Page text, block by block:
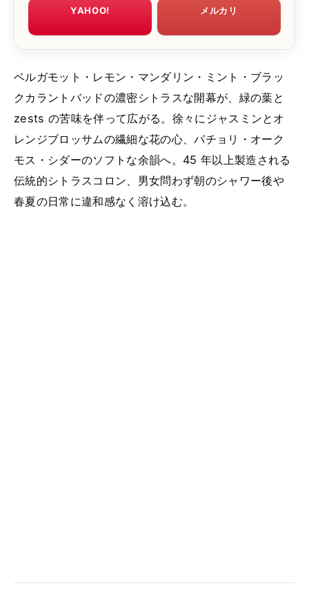
YAHOO! メルカリ
ベルガモット・レモン・マンダリン・ミント・ブラッ
クカラントバッドの濃密シトラスな開幕が、緑の葉と
zests の苦味を伴って広がる。徐々にジャスミンとオ
レンジブロッサムの繊細な花の心、パチョリ・オーク
モス・シダーのソフトな余韻へ。45 年以上製造される
伝統的シトラスコロン、男女問わず朝のシャワー後や
春夏の日常に違和感なく溶け込む。